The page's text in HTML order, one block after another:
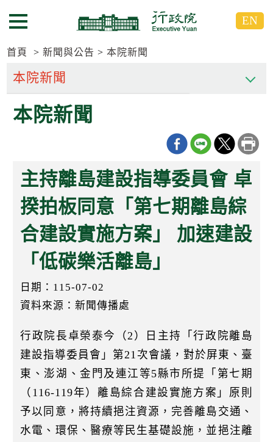
到
要
區
到
要
區
選單按鈕 EN
首頁 新聞與公告 本院新聞
本院新聞
主持離島建設指導委員會 卓
揆拍板同意「第七期離島綜
合建設實施方案」 加速建設
「低碳樂活離島」
日期：115-07-02
資料來源：新聞傳播處
行政院長卓榮泰今（2）日主持「行政院離島
建設指導委員會」第21次會議，對於屏東、臺
東、澎湖、金門及連江等5縣市所提「第七期
（116-119年）離島綜合建設實施方案」原則
予以同意，將持續挹注資源，完善離島交通、
水電、環保、醫療等民生基礎設施，並挹注離